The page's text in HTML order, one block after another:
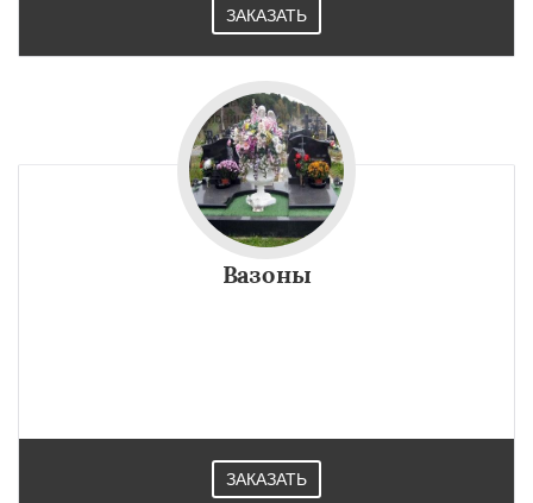
ЗАКАЗАТЬ
Вазоны
ЗАКАЗАТЬ